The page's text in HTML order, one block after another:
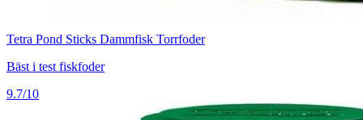
Tetra Pond Sticks Dammfisk Torrfoder
Bäst i test fiskfoder
9.7/10